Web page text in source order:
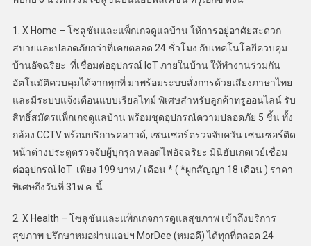
1. X Home – โซลูชันและแพ็กเกจดูแลบ้าน ให้การอยู่อาศัยสะดวก
สบายและปลอดภัยกว่าที่เคยตลอด 24 ชั่วโมง กับเทคโนโลยีควบคุม
บ้านอัจฉริยะ ที่เชื่อมต่ออุปกรณ์ IoT ภายในบ้าน ให้ทำงานร่วมกัน
อัตโนมัติควบคุมได้จากทุกที่ มาพร้อมระบบสั่งการด้วยเสียงภาษาไทย
และมีระบบแจ้งเตือนแบบเรียลไทม์ พิเศษสำหรับลูกค้าทรูออนไลน์ รับ
สิทธิ์สมัครแพ็กเกจดูแลบ้าน พร้อมชุดอุปกรณ์ความปลอดภัย 5 ชิ้น ทั้ง
กล้อง CCTV พร้อมบริการคลาวด์, เซนเซอร์ตรวจจับควัน เซนเซอร์ติด
หน้าต่างประตูตรวจจับผู้บุกรุก หลอดไฟอัจฉริยะ มินิฮับเกตเวย์เชื่อม
ต่ออุปกรณ์ IoT เพียง 199 บาท / เดือน * ( *ผูกสัญญา 18 เดือน ) ราคา
พิเศษถึงวันที่ 31พ.ค. นี้
2. X Health – โซลูชันและแพ็กเกจการดูแลสุขภาพ เข้าถึงบริการ
สุขภาพ ปรึกษาหมอผ่านแอปฯ MorDee (หมอดี) ได้ทุกที่ตลอด 24